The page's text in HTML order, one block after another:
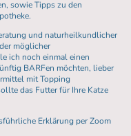
sowie Tipps zu den
und naturheilkundlicher
möglicher
ich noch einmal einen
BARFen möchten, lieber
mit Topping
das Futter für Ihre Katze
Erklärung per Zoom